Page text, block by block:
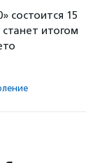
состоится 15
станет итогом